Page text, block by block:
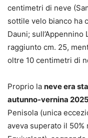
centimetri di neve
sottile velo bianco ha
Dauni;
raggiunto cm. 25,
oltre 10 centimetri di
Proprio la neve era
autunno-vernina 2025
Penisola (unica
aveva superato il 50%